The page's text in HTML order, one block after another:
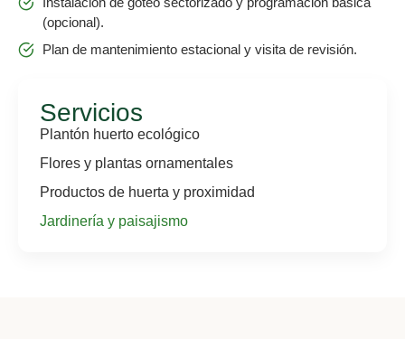
Servicios
Plantón huerto ecológico
Flores y plantas ornamentales
Productos de huerta y proximidad
Jardinería y paisajismo
(opcional).
Plan de mantenimiento estacional y visita de revisión.